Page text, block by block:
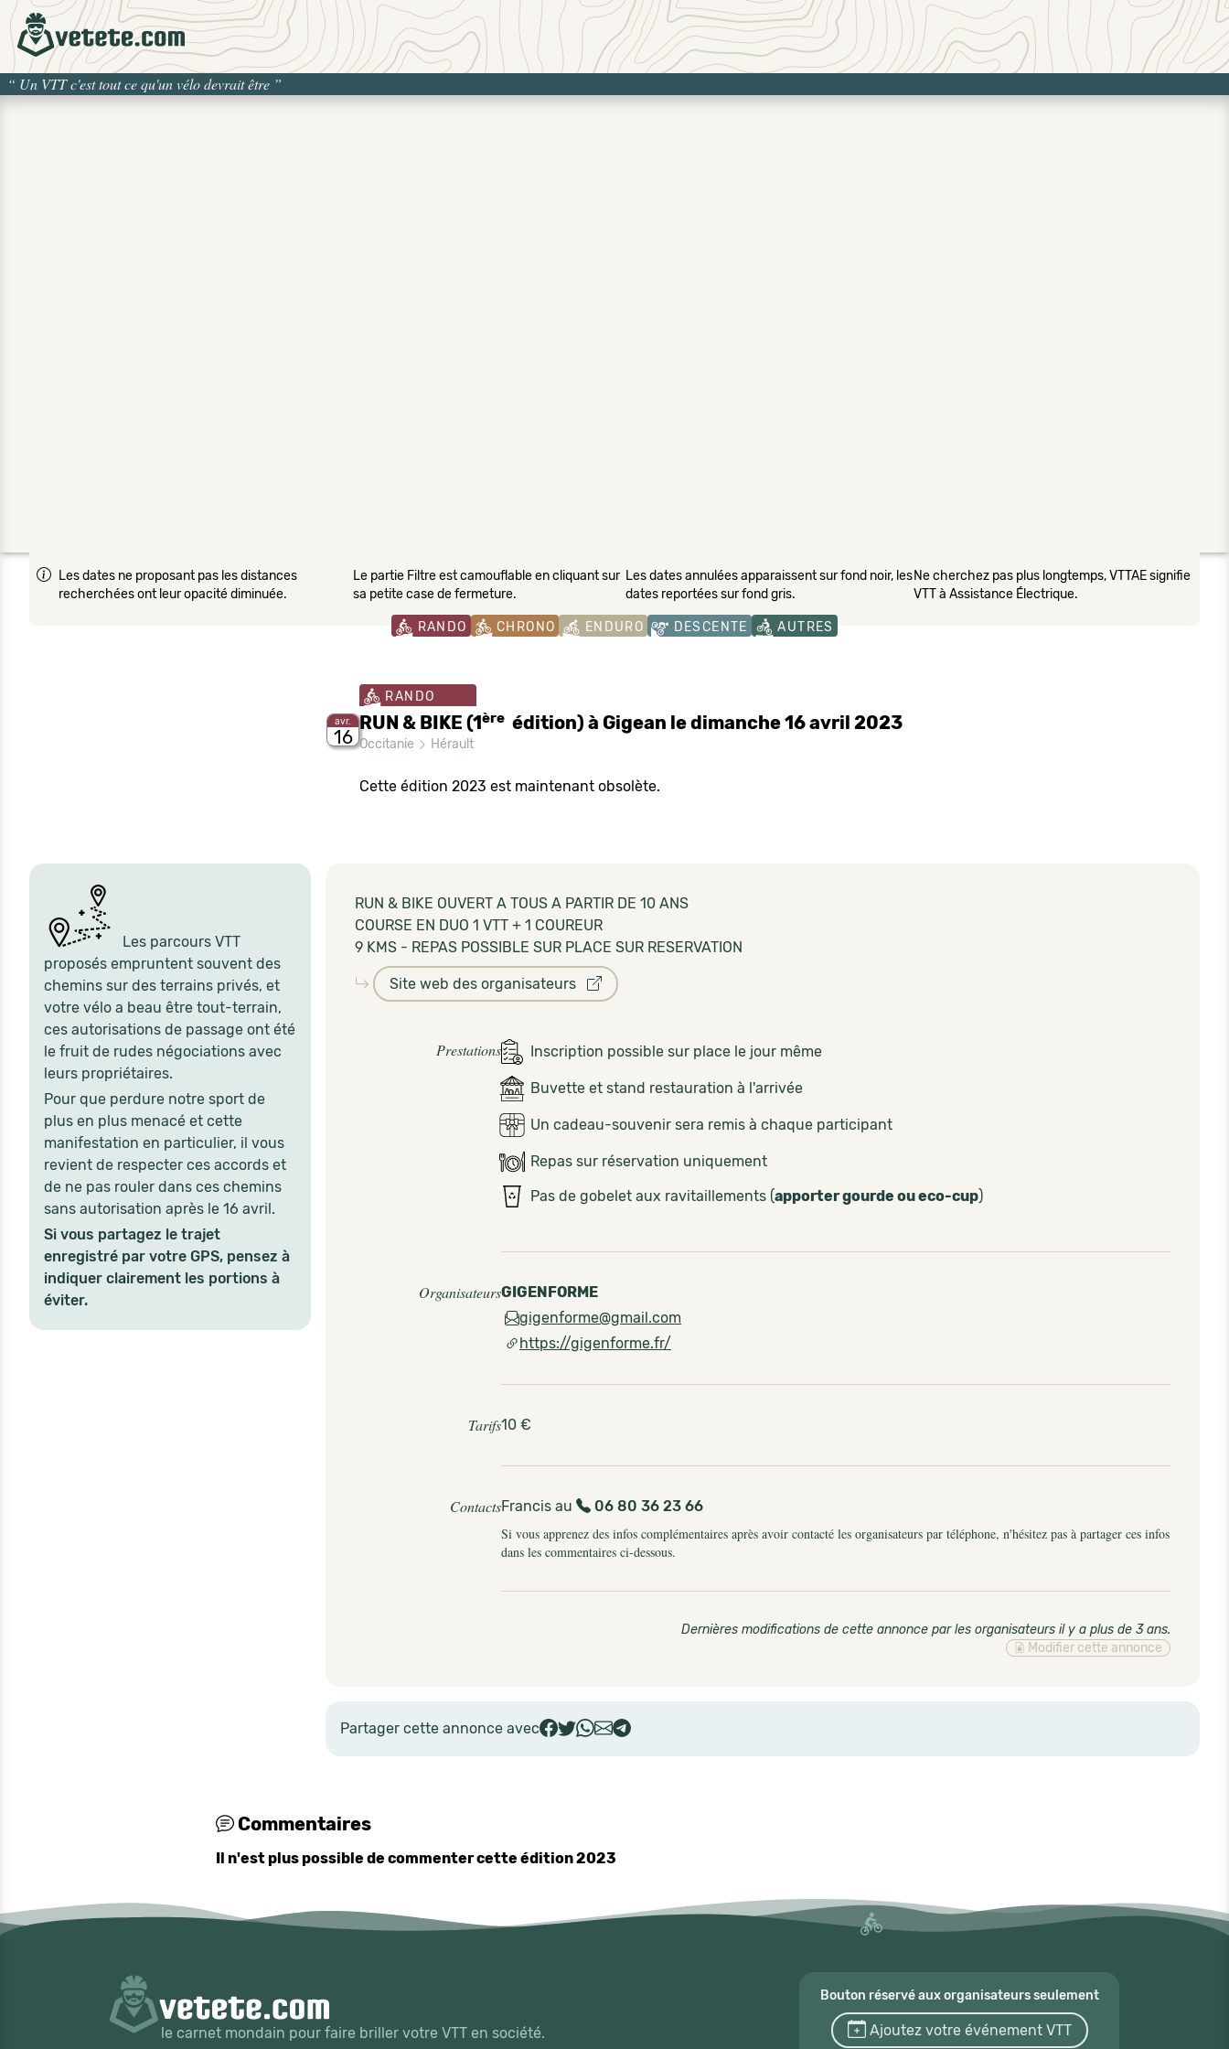
“ Un VTT c'est tout ce qu'un vélo devrait être ”
Les dates ne proposant pas les distances
recherchées ont leur opacité diminuée.
Le partie Filtre est camouflable en cliquant sur
sa petite case de fermeture.
Les dates annulées apparaissent sur fond noir, les
dates reportées sur fond gris.
Ne cherchez pas plus longtemps, VTTAE signifie
VTT à Assistance Électrique.
RANDO CHRONO ENDURO DESCENTE AUTRES
avr.
16
RANDO
RUN & BIKE (1ère édition) à Gigean le dimanche 16 avril 2023
Occitanie Hérault
Cette édition 2023 est maintenant obsolète.
Les parcours VTT
proposés empruntent souvent des
chemins sur des terrains privés, et
votre vélo a beau être tout-terrain,
ces autorisations de passage ont été
le fruit de rudes négociations avec
leurs propriétaires.
Pour que perdure notre sport de
plus en plus menacé et cette
manifestation en particulier, il vous
revient de respecter ces accords et
de ne pas rouler dans ces chemins
sans autorisation après le 16 avril.
Si vous partagez le trajet
enregistré par votre GPS, pensez à
indiquer clairement les portions à
éviter.
RUN & BIKE OUVERT A TOUS A PARTIR DE 10 ANS
COURSE EN DUO 1 VTT + 1 COUREUR
9 KMS - REPAS POSSIBLE SUR PLACE SUR RESERVATION
Site web des organisateurs
Prestations Inscription possible sur place le jour même
Buvette et stand restauration à l'arrivée
Un cadeau-souvenir sera remis à chaque participant
Repas sur réservation uniquement
Pas de gobelet aux ravitaillements (apporter gourde ou eco-cup)
OrganisateursGIGENFORME
gigenforme@gmail.com
https://gigenforme.fr/
Tarifs10 €
ContactsFrancis au
06 80 36 23 66
Si vous apprenez des infos complémentaires après avoir contacté les organisateurs par téléphone, n'hésitez pas à partager ces infos
dans les commentaires ci-dessous.
Dernières modifications de cette annonce par les organisateurs il y a plus de 3 ans.
Modifier cette annonce
Partager cette annonce avec
Commentaires
Il n'est plus possible de commenter cette édition 2023
le carnet mondain pour faire briller votre VTT en société.
Bouton réservé aux organisateurs seulement
Ajoutez votre événement VTT